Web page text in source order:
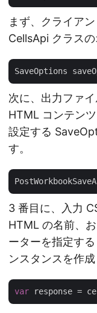
まず、クライア
CellsApi クラスの
SaveOptions
次に、出力ファ
HTML コンテン
設定する
す。
3 番目に、入力
HTML の名前、
ーターを指定する
ンスタンスを作成
var